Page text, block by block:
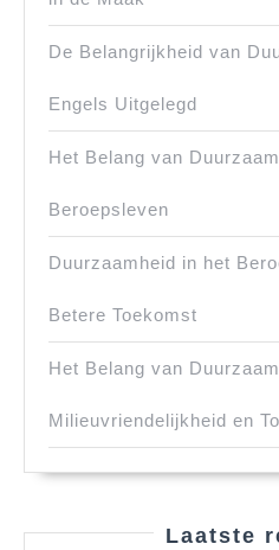
De Belangrijkheid van
Engels Uitgelegd
Het Belang van
Beroepsleven
Duurzaamheid in het
Betere Toekomst
Het Belang van
Milieuvriendelijkheid en
Laatste